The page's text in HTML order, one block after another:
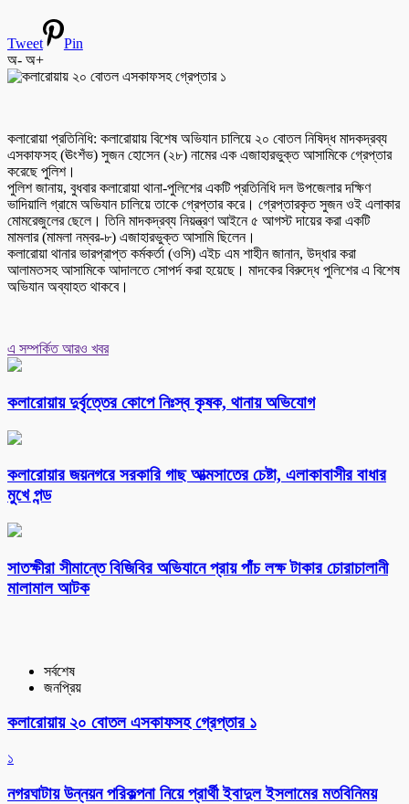
Tweet
Pin
অ- অ+
কলারোয়া প্রতিনিধি: কলারোয়ায় বিশেষ অভিযান চালিয়ে ২০ বোতল নিষিদ্ধ মাদকদ্রব্য
এসকাফসহ (ঊংশঁভ) সুজন হোসেন (২৮) নামের এক এজাহারভুক্ত আসামিকে গ্রেপ্তার
করেছে পুলিশ।
পুলিশ জানায়, বুধবার কলারোয়া থানা-পুলিশের একটি প্রতিনিধি দল উপজেলার দক্ষিণ
ভাদিয়ালি গ্রামে অভিযান চালিয়ে তাকে গ্রেপ্তার করে। গ্রেপ্তারকৃত সুজন ওই এলাকার
মোমরেজুলের ছেলে। তিনি মাদকদ্রব্য নিয়ন্ত্রণ আইনে ৫ আগস্ট দায়ের করা একটি
মামলার (মামলা নম্বর-৮) এজাহারভুক্ত আসামি ছিলেন।
কলারোয়া থানার ভারপ্রাপ্ত কর্মকর্তা (ওসি) এইচ এম শাহীন জানান, উদ্ধার করা
আলামতসহ আসামিকে আদালতে সোপর্দ করা হয়েছে। মাদকের বিরুদ্ধে পুলিশের এ বিশেষ
অভিযান অব্যাহত থাকবে।
এ সম্পর্কিত আরও খবর
কলারোয়ায় দুর্বৃত্তের কোপে নিঃস্ব কৃষক, থানায় অভিযোগ
কলারোয়ার জয়নগরে সরকারি গাছ আত্মসাতের চেষ্টা, এলাকাবাসীর বাধার
মুখে পন্ড
সাতক্ষীরা সীমান্তে বিজিবির অভিযানে প্রায় পাঁচ লক্ষ টাকার চোরাচালানী
মালামাল আটক
সর্বশেষ
জনপ্রিয়
কলারোয়ায় ২০ বোতল এসকাফসহ গ্রেপ্তার ১
১
নগরঘাটায় উন্নয়ন পরিকল্পনা নিয়ে প্রার্থী ইবাদুল ইসলামের মতবিনিময়